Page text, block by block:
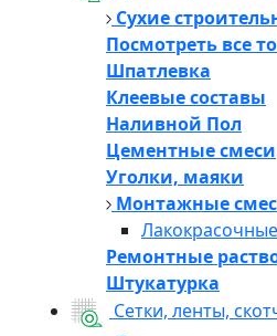
Сухие
Посмотреть все
Шпатлевка
Клеевые составы
Наливной Пол
Цементные смеси
Уголки, маяки
Монтажные
Ремонтные
Штукатурка
Сетки, ленты,